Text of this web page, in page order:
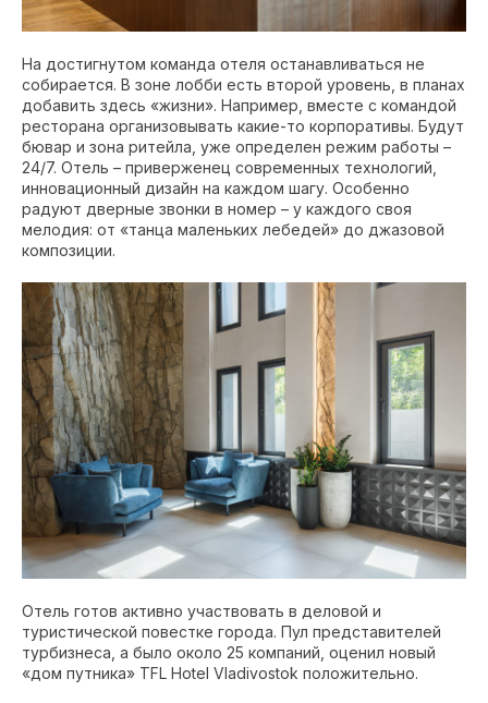
На достигнутом команда отеля останавливаться не
собирается. В зоне лобби есть второй уровень, в планах
добавить здесь «жизни». Например, вместе с командой
ресторана организовывать какие-то корпоративы. Будут
бювар и зона ритейла, уже определен режим работы –
24/7. Отель – приверженец современных технологий,
инновационный дизайн на каждом шагу. Особенно
радуют дверные звонки в номер – у каждого своя
мелодия: от «танца маленьких лебедей» до джазовой
композиции.
Отель готов активно участвовать в деловой и
туристической повестке города. Пул представителей
турбизнеса, а было около 25 компаний, оценил новый
«дом путника» TFL Hotel Vladivostok положительно.